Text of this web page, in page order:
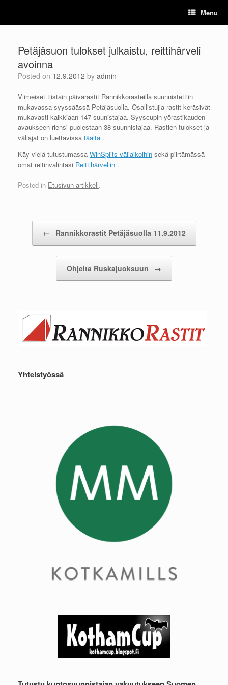
content
Menu
Petäjäsuon tulokset julkaistu, reittihärveli
avoinna
Posted on 12.9.2012 by admin
Viimeiset tiistain päivärastit Rannikkorasteilla suunnistettiin
mukavassa syyssäässä Petäjäsuolla. Osallistujia rastit keräsivät
mukavasti kaikkiaan 147 suunistajaa. Syyscupin yörastikauden
avaukseen riensi puolestaan 38 suunnistajaa. Rastien tulokset ja
väliajat on luettavissa täältä .
Käy vielä tutustumassa WinSplits väliaikoihin sekä piirtämässä
omat reitinvalintasi Reittihärveliin .
Posted in Etusivun artikkeli.
← Rannikkorastit Petäjäsuolla 11.9.2012
Ohjeita Ruskajuoksuun →
Yhteistyössä